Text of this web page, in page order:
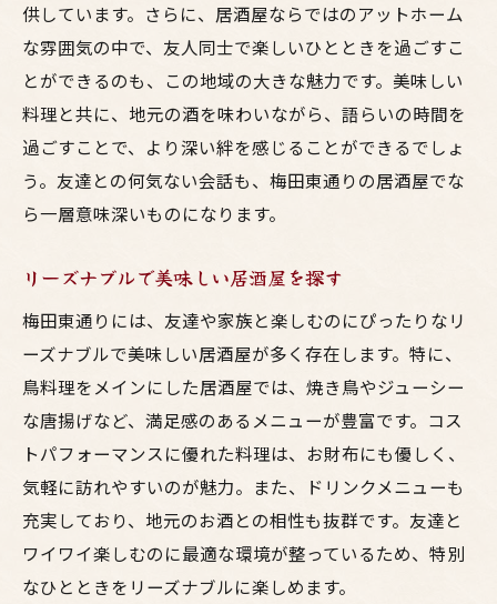
供しています。さらに、居酒屋ならではのアットホーム
な雰囲気の中で、友人同士で楽しいひとときを過ごすこ
とができるのも、この地域の大きな魅力です。美味しい
料理と共に、地元の酒を味わいながら、語らいの時間を
過ごすことで、より深い絆を感じることができるでしょ
う。友達との何気ない会話も、梅田東通りの居酒屋でな
ら一層意味深いものになります。
リーズナブルで美味しい居酒屋を探す
梅田東通りには、友達や家族と楽しむのにぴったりなリ
ーズナブルで美味しい居酒屋が多く存在します。特に、
鳥料理をメインにした居酒屋では、焼き鳥やジューシー
な唐揚げなど、満足感のあるメニューが豊富です。コス
トパフォーマンスに優れた料理は、お財布にも優しく、
気軽に訪れやすいのが魅力。また、ドリンクメニューも
充実しており、地元のお酒との相性も抜群です。友達と
ワイワイ楽しむのに最適な環境が整っているため、特別
なひとときをリーズナブルに楽しめます。